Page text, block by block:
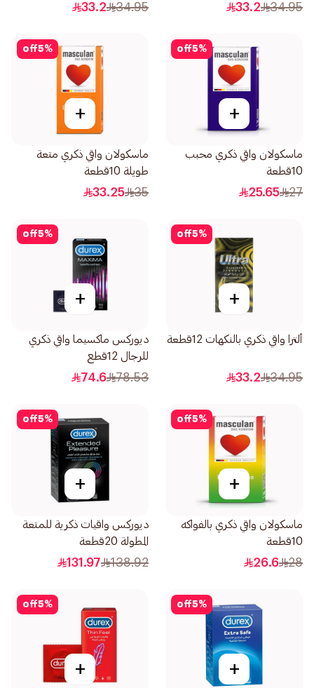
34.95
33.2
34.95
33.2
5%
off
+
ماسكولان واقي ذكري محبب
10قطعة
27
25.65
5%
off
+
ماسكولان واقي ذكري متعة
طويلة 10قطعة
35
33.25
5%
off
+
ألترا واقي ذكري بالنكهات 12قطعة
34.95
33.2
5%
off
+
ديوركس ماكسيما واقي ذكري
للرجال 12قطع
78.53
74.6
5%
off
+
ماسكولان واقي ذكري بالفواكه
10قطعة
28
26.6
5%
off
+
ديوركس واقيات ذكرية للمتعة
المطولة 20قطعة
138.92
131.97
5%
off
+
5%
off
+